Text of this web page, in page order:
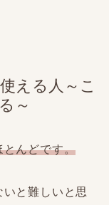
える人～こ
～
とんどです。
いと難しいと思